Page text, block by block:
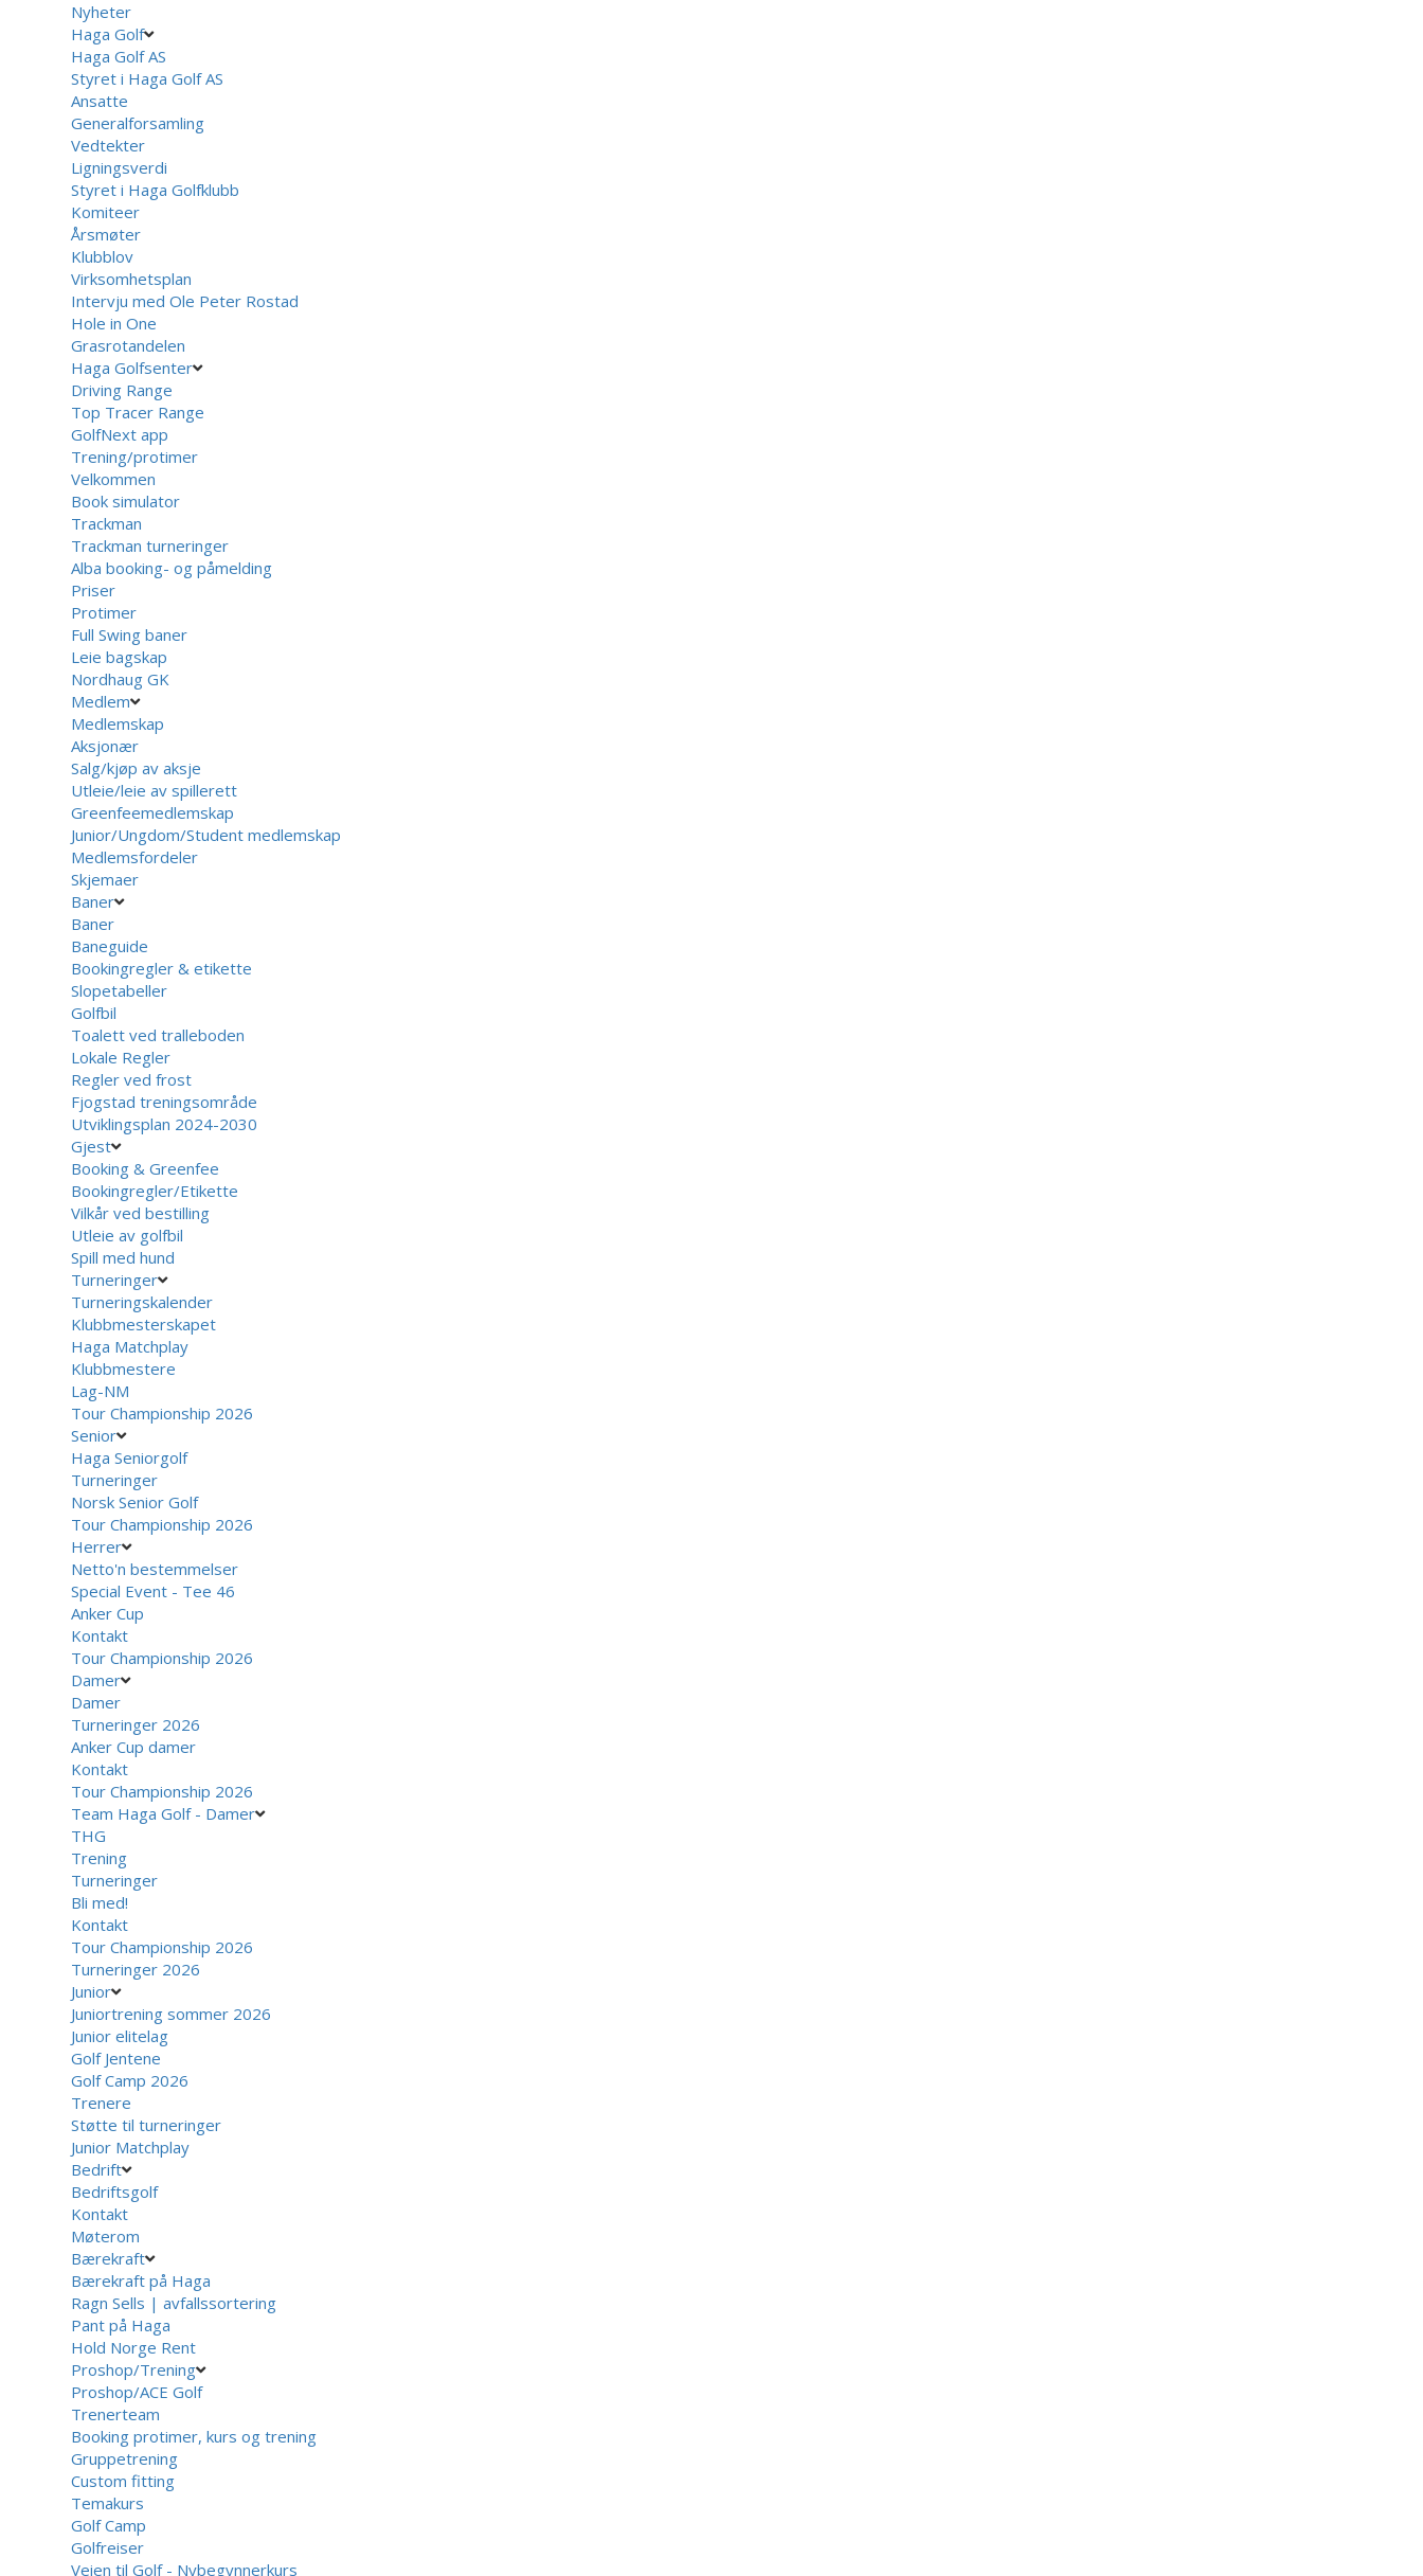
Nyheter
Haga Golf
Haga Golf AS
Styret i Haga Golf AS
Ansatte
Generalforsamling
Vedtekter
Ligningsverdi
Styret i Haga Golfklubb
Komiteer
Årsmøter
Klubblov
Virksomhetsplan
Intervju med Ole Peter Rostad
Hole in One
Grasrotandelen
Haga Golfsenter
Driving Range
Top Tracer Range
GolfNext app
Trening/protimer
Velkommen
Book simulator
Trackman
Trackman turneringer
Alba booking- og påmelding
Priser
Protimer
Full Swing baner
Leie bagskap
Nordhaug GK
Medlem
Medlemskap
Aksjonær
Salg/kjøp av aksje
Utleie/leie av spillerett
Greenfeemedlemskap
Junior/Ungdom/Student medlemskap
Medlemsfordeler
Skjemaer
Baner
Baner
Baneguide
Bookingregler & etikette
Slopetabeller
Golfbil
Toalett ved tralleboden
Lokale Regler
Regler ved frost
Fjogstad treningsområde
Utviklingsplan 2024-2030
Gjest
Booking & Greenfee
Bookingregler/Etikette
Vilkår ved bestilling
Utleie av golfbil
Spill med hund
Turneringer
Turneringskalender
Klubbmesterskapet
Haga Matchplay
Klubbmestere
Lag-NM
Tour Championship 2026
Senior
Haga Seniorgolf
Turneringer
Norsk Senior Golf
Tour Championship 2026
Herrer
Netto'n bestemmelser
Special Event - Tee 46
Anker Cup
Kontakt
Tour Championship 2026
Damer
Damer
Turneringer 2026
Anker Cup damer
Kontakt
Tour Championship 2026
Team Haga Golf - Damer
THG
Trening
Turneringer
Bli med!
Kontakt
Tour Championship 2026
Turneringer 2026
Junior
Juniortrening sommer 2026
Junior elitelag
Golf Jentene
Golf Camp 2026
Trenere
Støtte til turneringer
Junior Matchplay
Bedrift
Bedriftsgolf
Kontakt
Møterom
Bærekraft
Bærekraft på Haga
Ragn Sells | avfallssortering
Pant på Haga
Hold Norge Rent
Proshop/Trening
Proshop/ACE Golf
Trenerteam
Booking protimer, kurs og trening
Gruppetrening
Custom fitting
Temakurs
Golf Camp
Golfreiser
Veien til Golf - Nybegynnerkurs